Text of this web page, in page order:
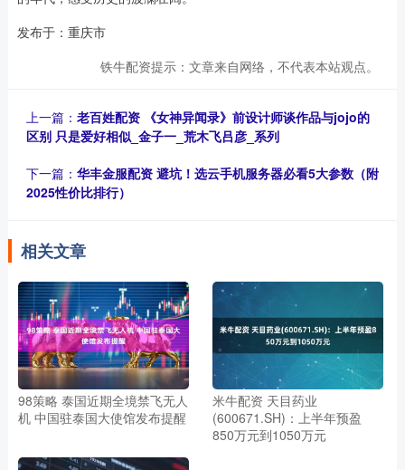
发布于：重庆市
铁牛配资提示：文章来自网络，不代表本站观点。
上一篇： 老百姓配资 《女神异闻录》前设计师谈作品与jojo的
区别 只是爱好相似_金子一_荒木飞吕彦_系列
下一篇： 华丰金服配资 避坑！选云手机服务器必看5大参数（附
2025性价比排行）
相关文章
98策略 泰国近期全境禁飞无人
机 中国驻泰国大使馆发布提醒
米牛配资 天目药业
(600671.SH)：上半年预盈
850万元到1050万元